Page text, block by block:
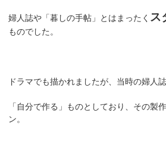
婦人誌や「暮しの手帖」とはまったく ス
ものでした。
ドラマでも描かれましたが、当時の婦人
「自分で作る」ものとしており、その製
ン。